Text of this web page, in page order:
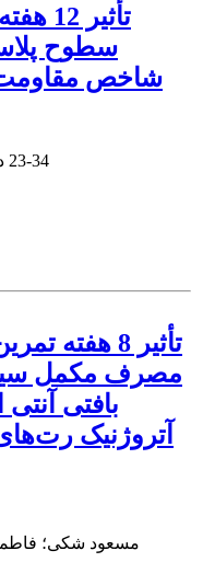
سطوح
شاخص مقاومت
23-34
تأثیر 8
مصرف مکمل
بافتی
آتروژنیک
مسعود شکی؛